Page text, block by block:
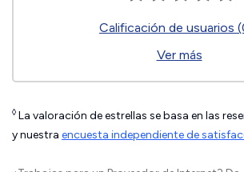
Calificación de usuarios
Ver más
◊ La valoración de estrellas se basa en las
y nuestra encuesta independiente de